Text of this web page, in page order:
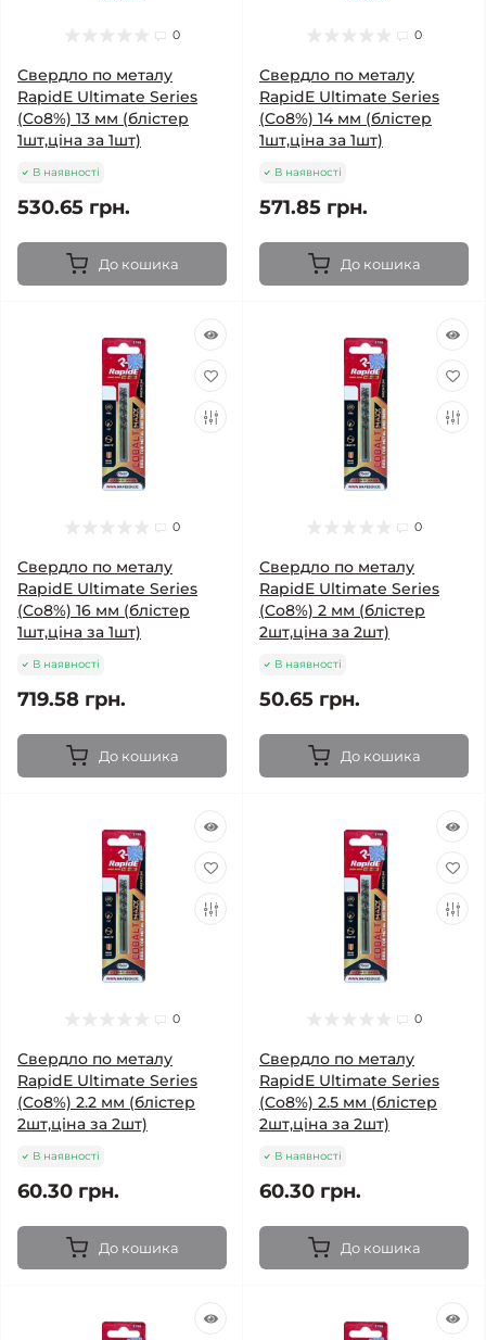
0
Свердло по металу
RapidE Ultimate Series
(Co8%) 13 мм (блістер
1шт,ціна за 1шт)
В наявності
530.65 грн.
До кошика
0
Свердло по металу
RapidE Ultimate Series
(Co8%) 14 мм (блістер
1шт,ціна за 1шт)
В наявності
571.85 грн.
До кошика
0
Свердло по металу
RapidE Ultimate Series
(Co8%) 16 мм (блістер
1шт,ціна за 1шт)
В наявності
719.58 грн.
До кошика
0
Свердло по металу
RapidE Ultimate Series
(Co8%) 2 мм (блістер
2шт,ціна за 2шт)
В наявності
50.65 грн.
До кошика
0
Свердло по металу
RapidE Ultimate Series
(Co8%) 2.2 мм (блістер
2шт,ціна за 2шт)
В наявності
60.30 грн.
До кошика
0
Свердло по металу
RapidE Ultimate Series
(Co8%) 2.5 мм (блістер
2шт,ціна за 2шт)
В наявності
60.30 грн.
До кошика